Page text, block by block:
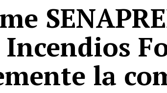
Incendios
la